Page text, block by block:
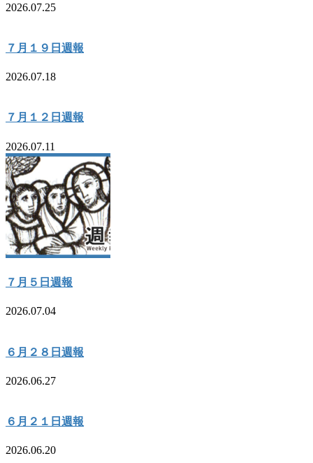
2026.07.25
７月１９日週報
2026.07.18
７月１２日週報
2026.07.11
７月５日週報
2026.07.04
６月２８日週報
2026.06.27
６月２１日週報
2026.06.20